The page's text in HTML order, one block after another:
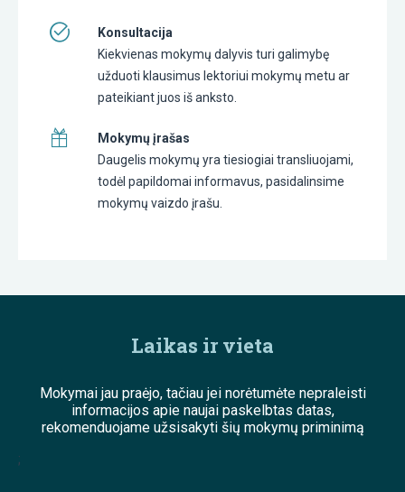
Konsultacija
Kiekvienas mokymų dalyvis turi galimybę
užduoti klausimus lektoriui mokymų metu ar
pateikiant juos iš anksto.
Mokymų įrašas
Daugelis mokymų yra tiesiogiai transliuojami,
todėl papildomai informavus, pasidalinsime
mokymų vaizdo įrašu.
Laikas ir vieta
Mokymai jau praėjo, tačiau jei norėtumėte nepraleisti
informacijos apie naujai paskelbtas datas,
rekomenduojame užsisakyti šių mokymų priminimą
;